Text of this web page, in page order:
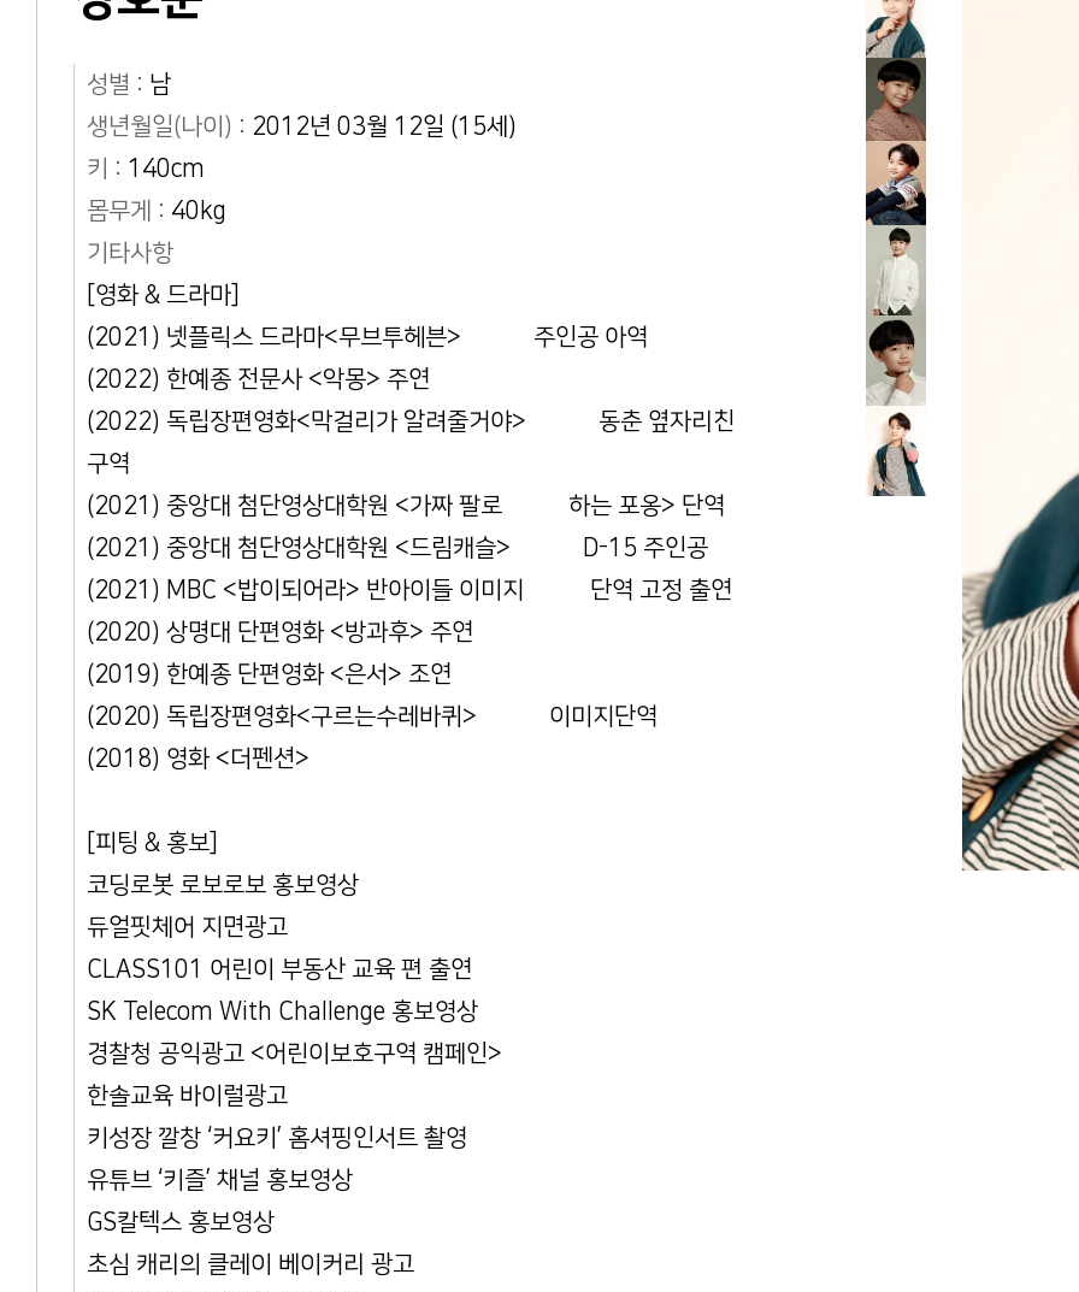
성별 : 남
생년월일(나이) : 2012년 03월 12일 (15세)
키 : 140cm
몸무게 : 40kg
기타사항
[영화 & 드라마]
(2021) 넷플릭스 드라마<무브투헤븐> 주인공 아역
(2022) 한예종 전문사 <악몽> 주연
(2022) 독립장편영화<막걸리가 알려줄거야> 동춘 옆자리친
구역
(2021) 중앙대 첨단영상대학원 <가짜 팔로 하는 포옹> 단역
(2021) 중앙대 첨단영상대학원 <드림캐슬> D-15 주인공
(2021) MBC <밥이되어라> 반아이들 이미지 단역 고정 출연
(2020) 상명대 단편영화 <방과후> 주연
(2019) 한예종 단편영화 <은서> 조연
(2020) 독립장편영화<구르는수레바퀴> 이미지단역
(2018) 영화 <더펜션>
[피팅 & 홍보]
코딩로봇 로보로보 홍보영상
듀얼핏체어 지면광고
CLASS101 어린이 부동산 교육 편 출연
SK Telecom With Challenge 홍보영상
경찰청 공익광고 <어린이보호구역 캠페인>
한솔교육 바이럴광고
키성장 깔창 ‘커요키’ 홈셔핑인서트 촬영
유튜브 ‘키즐’ 채널 홍보영상
GS칼텍스 홍보영상
초심 캐리의 클레이 베이커리 광고